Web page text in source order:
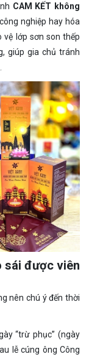
CAM KẾT không
nghiệp hay hóa
lớp sơn son thếp
giúp gia chủ tránh
sái được viên
nên chú ý đến thời
“trừ phục” (ngày
lễ cúng ông Công